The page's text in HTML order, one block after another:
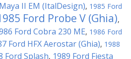
II EM (ItalDesign), 1985 Ford
Ford Probe V (Ghia),
Ford Cobra 230 ME, 1986 Ford
Ford HFX Aerostar (Ghia), 1988
Ford Splash, 1989 Ford Fiesta